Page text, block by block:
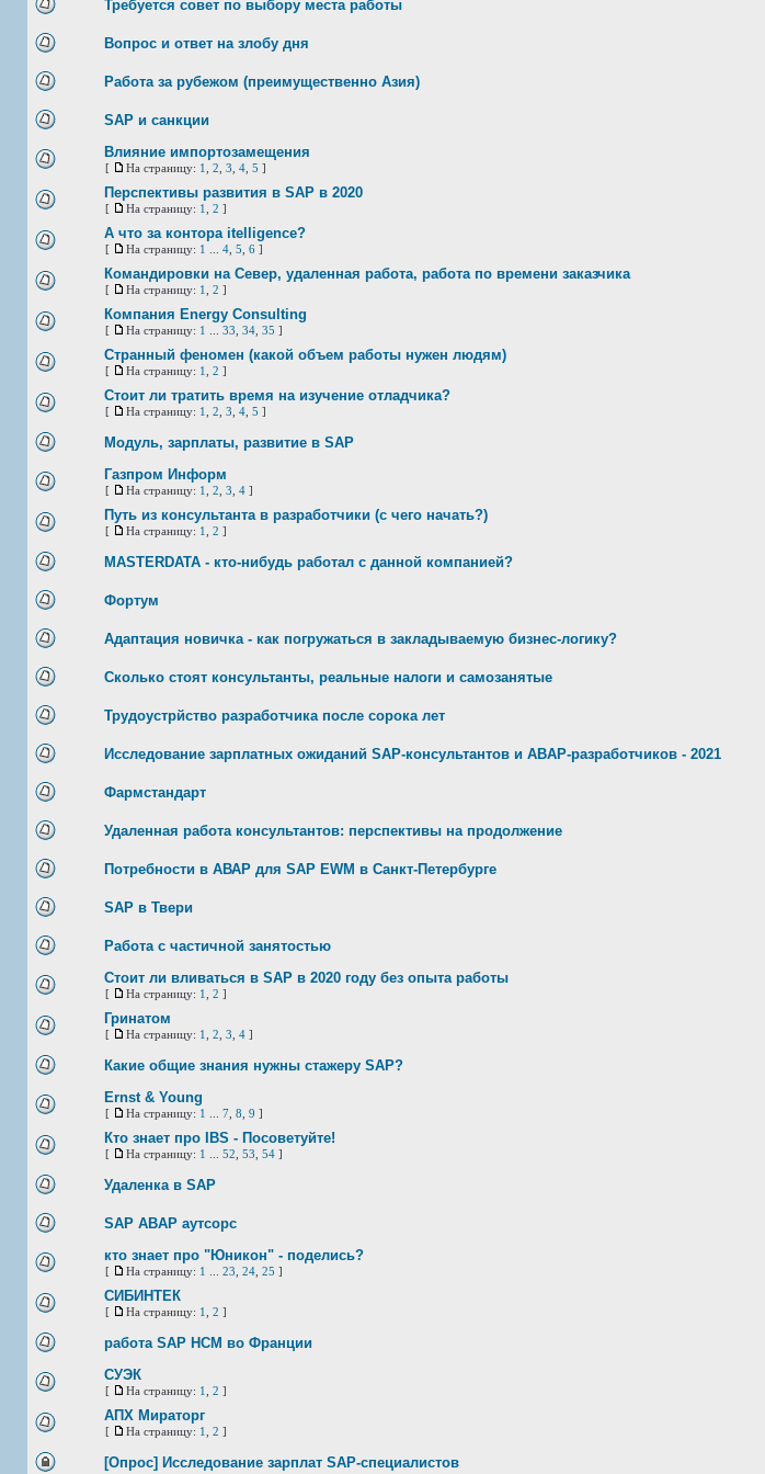
Требуется совет по выбору места работы
Вопрос и ответ на злобу дня
Работа за рубежом (преимущественно Азия)
SAP и санкции
Влияние импортозамещения
[ На страницу: 1 2 3 4 5 ]
Перспективы развития в SAP в 2020
[ На страницу: 1 2 ]
А что за контора itelligence?
[ На страницу: 1 4 5 6 ]
Командировки на Север, удаленная работа, работа по времени заказчика
[ На страницу: 1 2 ]
Компания Energy Consulting
[ На страницу: 1 33 34 35 ]
Странный феномен (какой объем работы нужен людям)
[ На страницу: 1 2 ]
Стоит ли тратить время на изучение отладчика?
[ На страницу: 1 2 3 4 5 ]
Модуль, зарплаты, развитие в SAP
Газпром Информ
[ На страницу: 1 2 3 4 ]
Путь из консультанта в разработчики (с чего начать?)
[ На страницу: 1 2 ]
MASTERDATA - кто-нибудь работал с данной компанией?
Фортум
Адаптация новичка - как погружаться в закладываемую бизнес-логику?
Сколько стоят консультанты, реальные налоги и самозанятые
Трудоустрйство разработчика после сорока лет
Исследование зарплатных ожиданий SAP-консультантов и ABAP-разработчиков - 2021
Фармстандарт
Удаленная работа консультантов: перспективы на продолжение
Потребности в АВАР для SAP EWM в Санкт-Петербурге
SAP в Твери
Работа с частичной занятостью
Стоит ли вливаться в SAP в 2020 году без опыта работы
[ На страницу: 1 2 ]
Гринатом
[ На страницу: 1 2 3 4 ]
Какие общие знания нужны стажеру SAP?
Ernst & Young
[ На страницу: 1 7 8 9 ]
Кто знает про IBS - Посоветуйте!
[ На страницу: 1 52 53 54 ]
Удаленка в SAP
SAP ABAP аутсорс
кто знает про "Юникон" - поделись?
[ На страницу: 1 23 24 25 ]
СИБИНТЕК
[ На страницу: 1 2 ]
работа SAP HCM во Франции
СУЭК
[ На страницу: 1 2 ]
АПХ Мираторг
[ На страницу: 1 2 ]
[Опрос] Исследование зарплат SAP-специалистов